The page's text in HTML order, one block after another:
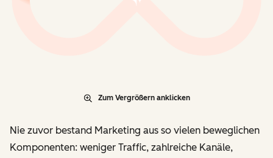
Zum Vergrößern anklicken
Nie zuvor bestand Marketing aus so vielen beweglichen
Komponenten: weniger Traffic, zahlreiche Kanäle,